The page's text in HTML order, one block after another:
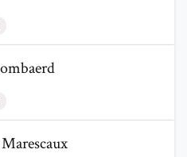
avocat
Lombaerd
Marescaux
Marescaux